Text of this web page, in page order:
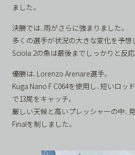
ました。
決勝では、雨がさらに強まりました。
多くの選手が状況の大きな変化を予想
Sciola 2の魚は最後までしっかりと反
優勝は、Lorenzo Arenare選手。
Kuga Nano F C064を使用し、短いロッ
で13尾をキャッチ。
厳しい天候と高いプレッシャーの中、
Finalを制しました。